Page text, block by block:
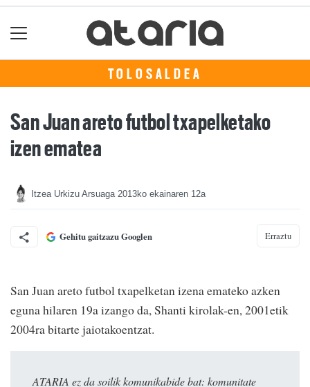
TOLOSALDEA
San Juan areto futbol txapelketako
izen ematea
Itzea Urkizu Arsuaga 2013ko ekainaren 12a
Gehitu gaitzazu Googlen Erraztu
San Juan areto futbol txapelketan izena emateko azken
eguna hilaren 19a izango da, Shanti kirolak-en, 2001etik
2004ra bitarte jaiotakoentzat.
ATARIA ez da soilik komunikabide bat: komunitate